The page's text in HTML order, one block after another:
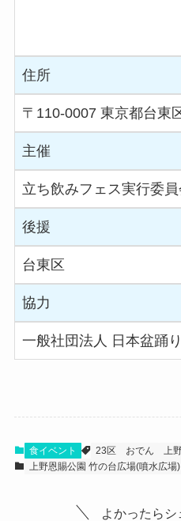
住所
〒110-0007 東京都台東
主催
立ち飲みフェス実行委員
後援
台東区
協力
一般社団法人 日本盆踊
食イベント 23区 おでん 上
上野恩賜公園 竹の台広場(噴水広場)
よかったらシ